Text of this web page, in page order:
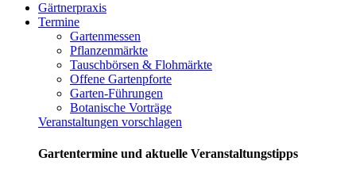
Gärtnerpraxis
Termine
Gartenmessen
Pflanzenmärkte
Tauschbörsen & Flohmärkte
Offene Gartenpforte
Garten-Führungen
Botanische Vorträge
Veranstaltungen vorschlagen
Gartentermine und aktuelle Veranstaltungstipps